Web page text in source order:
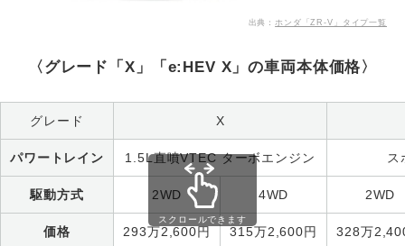
出典：ホンダ「ZR-V」タイプ一覧
〈グレード「X」「e:HEV X」の車両本体価格〉
グレード X
パワートレイン 1.5L直噴VTEC ターボエンジン ス
駆動方式 2WD 4WD 2WD
価格 293万2,600円 315万2,600円 328万
スクロールできます